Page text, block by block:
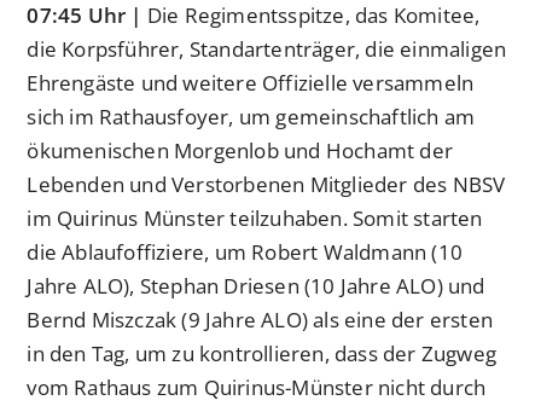
07:45 Uhr | Die Regimentsspitze, das Komitee,
die Korpsführer, Standartenträger, die einmaligen
Ehrengäste und weitere Offizielle versammeln
sich im Rathausfoyer, um gemeinschaftlich am
ökumenischen Morgenlob und Hochamt der
Lebenden und Verstorbenen Mitglieder des NBSV
im Quirinus Münster teilzuhaben. Somit starten
die Ablaufoffiziere, um Robert Waldmann (10
Jahre ALO), Stephan Driesen (10 Jahre ALO) und
Bernd Miszczak (9 Jahre ALO) als eine der ersten
in den Tag, um zu kontrollieren, dass der Zugweg
vom Rathaus zum Quirinus-Münster nicht durch